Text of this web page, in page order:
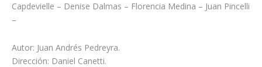
Capdevielle – Denise Dalmas – Florencia Medina – Juan Pincelli
–
Autor: Juan Andrés Pedreyra.
Dirección: Daniel Canetti.